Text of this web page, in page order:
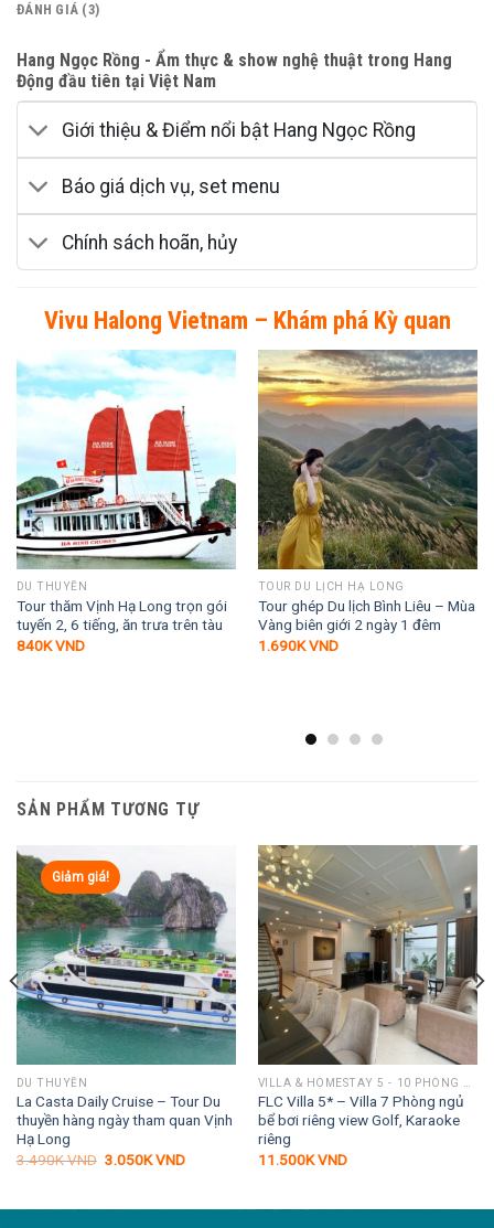
ĐÁNH GIÁ (3)
Hang Ngọc Rồng - Ẩm thực & show nghệ thuật trong Hang
Động đầu tiên tại Việt Nam
Giới thiệu & Điểm nổi bật Hang Ngọc Rồng
Báo giá dịch vụ, set menu
Chính sách hoãn, hủy
Vivu Halong Vietnam – Khám phá Kỳ quan
DU THUYỀN
Tour thăm Vịnh Hạ Long trọn gói
tuyến 2, 6 tiếng, ăn trưa trên tàu
840KVND
TOUR DU LỊCH HẠ LONG
Tour ghép Du lịch Bình Liêu – Mùa
Vàng biên giới 2 ngày 1 đêm
1.690KVND
SẢN PHẨM TƯƠNG TỰ
Giảm giá!
DU THUYỀN
La Casta Daily Cruise – Tour Du
thuyền hàng ngày tham quan Vịnh
Hạ Long
3.490KVND Giá
3.050KVNDGiá
FLC Villa 5* – Villa 7 Phòng ngủ
bể bơi riêng view Golf, Karaoke
riêng
11.500KVND